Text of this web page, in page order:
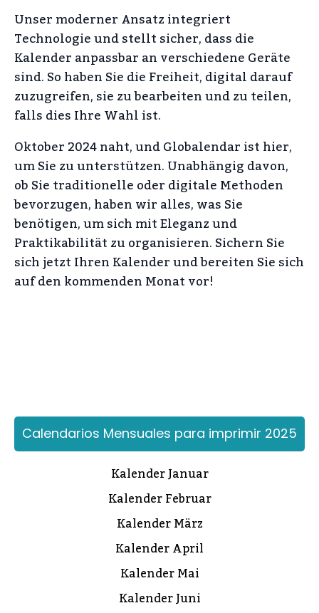
Unser moderner Ansatz integriert
Technologie und stellt sicher, dass die
Kalender anpassbar an verschiedene Geräte
sind. So haben Sie die Freiheit, digital darauf
zuzugreifen, sie zu bearbeiten und zu teilen,
falls dies Ihre Wahl ist.
Oktober 2024 naht, und Globalendar ist hier,
um Sie zu unterstützen. Unabhängig davon,
ob Sie traditionelle oder digitale Methoden
bevorzugen, haben wir alles, was Sie
benötigen, um sich mit Eleganz und
Praktikabilität zu organisieren. Sichern Sie
sich jetzt Ihren Kalender und bereiten Sie sich
auf den kommenden Monat vor!
Calendarios Mensuales para imprimir 2025
Kalender Januar
Kalender Februar
Kalender März
Kalender April
Kalender Mai
Kalender Juni